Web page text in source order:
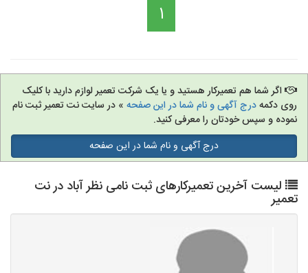
1
اگر شما هم تعمیرکار هستید و یا یک شرکت تعمیر لوازم دارید با کلیک
روی دکمهدرج آگهی و نام شما در این صفحه » در سایت نت تعمیر ثبت نام
نموده و سپس خودتان را معرفی کنید.
درج آگهی و نام شما در این صفحه
لیست آخرین تعمیرکارهای ثبت نامی نظر آباد در نت
تعمیر